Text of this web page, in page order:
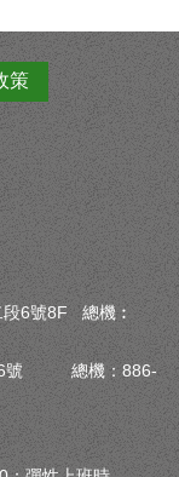
策
段6號8F 總機︰
36號 總機：886-